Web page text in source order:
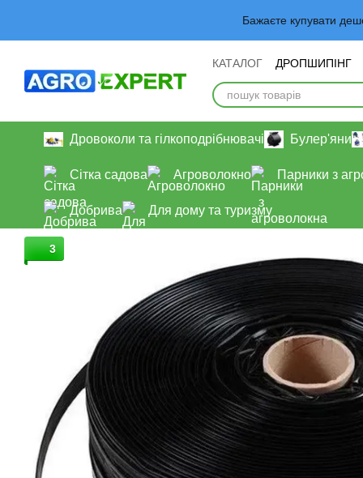
Бажаєте купувати
КАТАЛОГ
ДРОПШИПІНГ
Обмін та повернення
Дровоколи та гілкоподрібнювачі Булер'яни
Сітка садова Агроволокно Парники з
Добрива Для дому та туризму
3